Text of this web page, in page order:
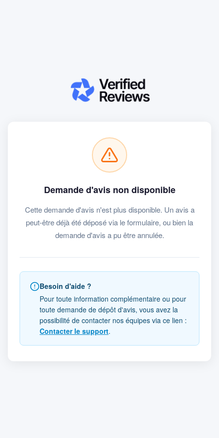
Demande d'avis non disponible
Cette demande d'avis n'est plus disponible. Un avis a
peut-être déjà été déposé via le formulaire, ou bien la
demande d'avis a pu être annulée.
Besoin d'aide ?
Pour toute information complémentaire ou pour
toute demande de dépôt d'avis, vous avez la
possibilité de contacter nos équipes via ce lien :
Contacter le support.